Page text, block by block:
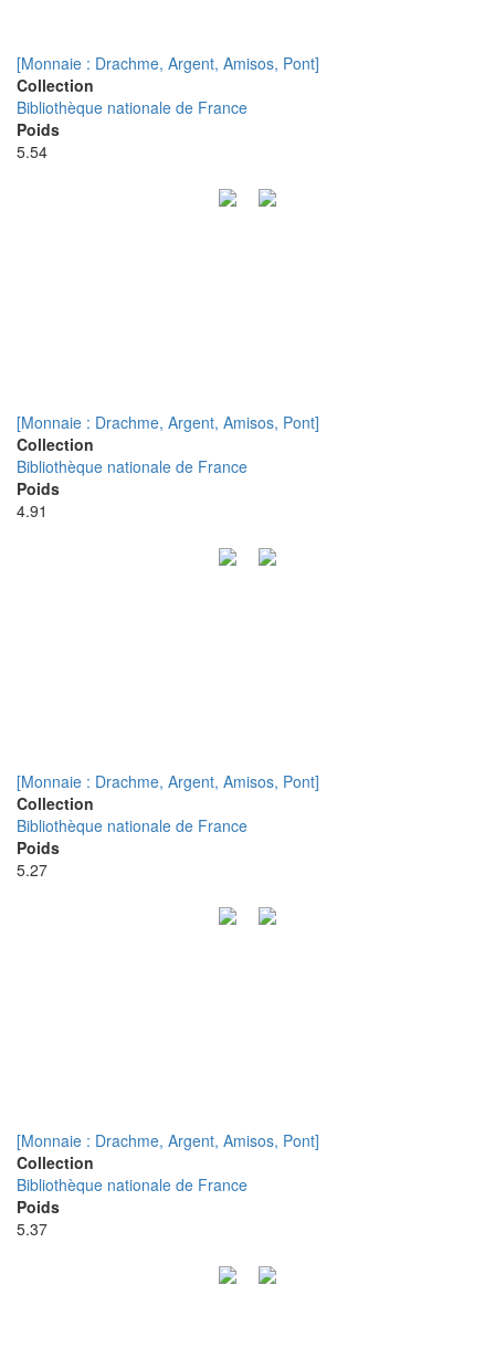
[Monnaie : Drachme, Argent, Amisos, Pont]
Collection
Bibliothèque nationale de France
Poids
5.54
[Monnaie : Drachme, Argent, Amisos, Pont]
Collection
Bibliothèque nationale de France
Poids
4.91
[Monnaie : Drachme, Argent, Amisos, Pont]
Collection
Bibliothèque nationale de France
Poids
5.27
[Monnaie : Drachme, Argent, Amisos, Pont]
Collection
Bibliothèque nationale de France
Poids
5.37